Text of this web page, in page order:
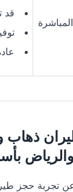
قد
توفير
عادة
ذهاب
حجز طيران